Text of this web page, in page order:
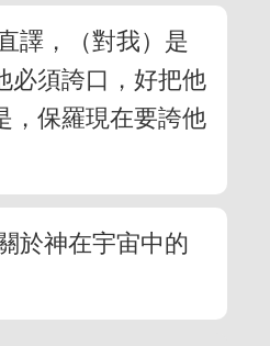
譯，（對我）是
必須誇口，好把他
，保羅現在要誇他
於神在宇宙中的